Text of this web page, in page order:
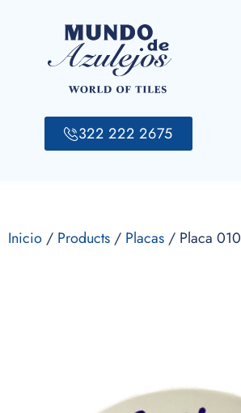
322 222 2675
Inicio/ Products/ Placas/ Placa 010